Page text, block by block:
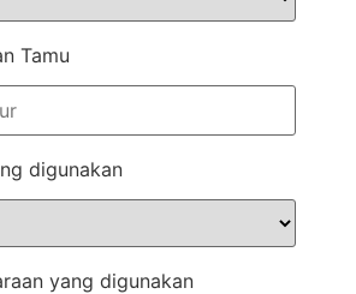
Tamu
digunakan
yang digunakan